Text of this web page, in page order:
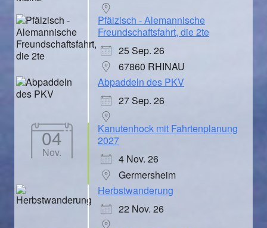
Pfälzisch - Alemannische
Freundschaftsfahrt, die 2te
25 Sep. 26
67860 RHINAU
Abpaddeln des PKV
27 Sep. 26
04
Nov.
Kanutenhock mit Fahrtenplanung
2027
4 Nov. 26
Germersheim
Herbstwanderung
22 Nov. 26